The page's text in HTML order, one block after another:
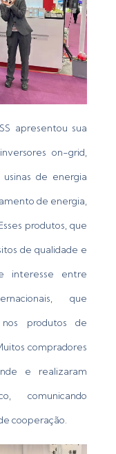
apresentou sua
on-grid,
de energia
de energia,
produtos, que
de qualidade e
interesse entre
que
produtos de
compradores
e realizaram
comunicando
cooperação.